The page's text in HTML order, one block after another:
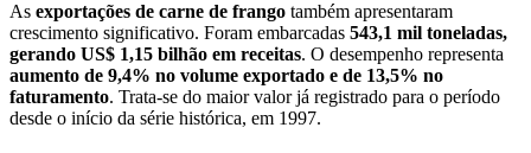
As exportações de carne de frango também apresentaram
crescimento significativo. Foram embarcadas 543,1 mil toneladas,
gerando US$ 1,15 bilhão em receitas. O desempenho representa
aumento de 9,4% no volume exportado e de 13,5% no
faturamento. Trata-se do maior valor já registrado para o período
desde o início da série histórica, em 1997.